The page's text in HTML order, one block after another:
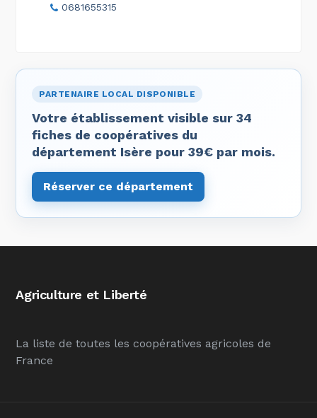
0681655315
PARTENAIRE LOCAL DISPONIBLE
Votre établissement visible sur 34
fiches de coopératives du
département Isère pour 39€ par mois.
Réserver ce département
Agriculture et Liberté
La liste de toutes les coopératives agricoles de
France